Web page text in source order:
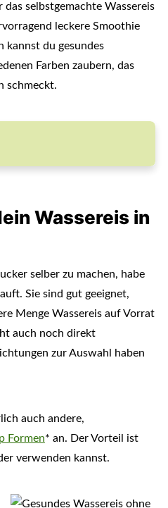
das selbstgemachte Wassereis
leckere Smoothie
kannst du gesundes
Farben zaubern, das
schmeckt.
Wassereis in
selber zu machen, habe
Sie sind gut geeignet,
Menge Wassereis auf Vorrat
auch noch direkt
zur Auswahl haben
auch andere,
Formen* an. Der Vorteil ist
verwenden kannst.